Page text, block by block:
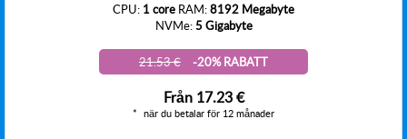
CPU: 1 core RAM:8192 Megabyte
NVMe:5 Gigabyte
21.53 € -20% RABATT
Från 17.23 €
när du betalar för 12 månader